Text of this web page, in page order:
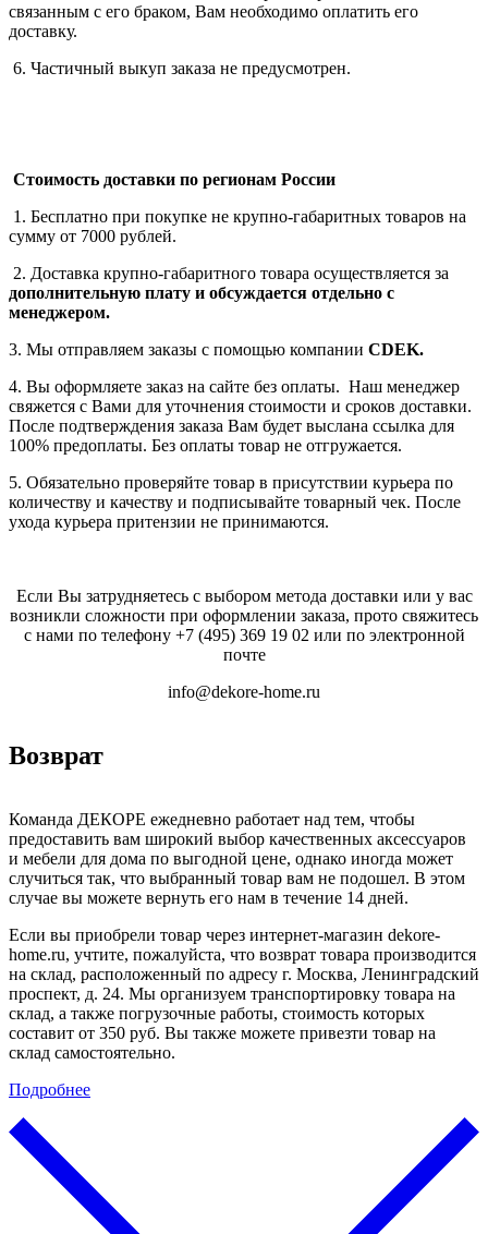
связанным с его браком, Вам необходимо оплатить его
доставку.
6. Частичный выкуп заказа не предусмотрен.
Стоимость доставки по регионам России
1. Бесплатно при покупке не крупно-габаритных товаров на
сумму от 7000 рублей.
2. Доставка крупно-габаритного товара осуществляется за
дополнительную плату и обсуждается отдельно с
менеджером.
3. Мы отправляем заказы с помощью компании СDEK.
4. Вы оформляете заказ на сайте без оплаты. Наш менеджер
свяжется с Вами для уточнения стоимости и сроков доставки.
После подтверждения заказа Вам будет выслана ссылка для
100% предоплаты. Без оплаты товар не отгружается.
5. Обязательно проверяйте товар в присутствии курьера по
количеству и качеству и подписывайте товарный чек. После
ухода курьера притензии не принимаются.
Если Вы затрудняетесь с выбором метода доставки или у вас
возникли сложности при оформлении заказа, прото свяжитесь
с нами по телефону +7 (495) 369 19 02 или по электронной
почте
info@dekore-home.ru
Возврат
Команда ДЕКОРЕ ежедневно работает над тем, чтобы
предоставить вам широкий выбор качественных аксессуаров
и мебели для дома по выгодной цене, однако иногда может
случиться так, что выбранный товар вам не подошел. В этом
случае вы можете вернуть его нам в течение 14 дней.
Если вы приобрели товар через интернет-магазин dekore-
home.ru, учтите, пожалуйста, что возврат товара производится
на склад, расположенный по адресу г. Москва, Ленинградский
проспект, д. 24. Мы организуем транспортировку товара на
склад, а также погрузочные работы, стоимость которых
составит от 350 руб. Вы также можете привезти товар на
склад самостоятельно.
Подробнее